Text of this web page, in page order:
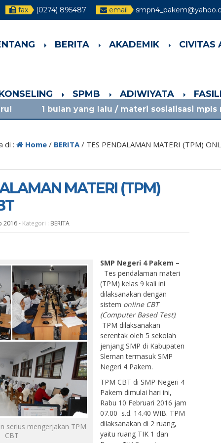
fax (0274) 895487 email
BERITA AKADEMIK CIVITAS
SPMB ADIWIYATA
yang lalu/ materi sosialisasi mpls ramah 2026
di : Home/ BERITA/ TES PENDALAMAN MATERI (TPM)
MATERI (TPM)
2016- Kategori : BERITA
serius mengerjakan TPM
CBT
SMP Negeri 4 Pakem –
Tes pendalaman materi
(TPM) kelas 9 kali ini
dilaksanakan dengan
sistem online CBT
(Computer Based Test).
TPM dilaksanakan
serentak oleh 5 sekolah
jenjang SMP di Kabupaten
Sleman termasuk SMP
Negeri 4 Pakem.
TPM CBT di SMP Negeri 4
Pakem dimulai hari ini,
Rabu 10 Februari 2016 jam
07.00 s.d. 14.40 WIB. TPM
dilaksanakan di 2 ruang,
yaitu ruang TIK 1 dan